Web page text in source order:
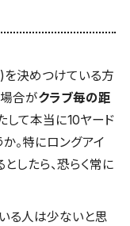
を決めつけている方
場合がクラブ毎の距
して本当に10ヤード
。特にロングアイ
したら、恐らく常に
る人は少ないと思